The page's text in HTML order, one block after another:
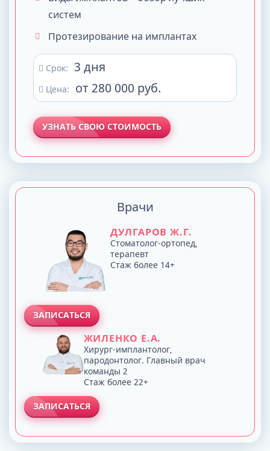
систем
Протезирование на имплантах
Срок: 3 дня
Цена: от 280 000 руб.
УЗНАТЬ СВОЮ СТОИМОСТЬ
Врачи
ДУЛГАРОВ Ж.Г.
Стоматолог-ортопед,
терапевт
Стаж более 14+
ЗАПИСАТЬСЯ
ЖИЛЕНКО Е.А.
Хирург-имплантолог,
пародонтолог. Главный врач
команды 2
Стаж более 22+
ЗАПИСАТЬСЯ